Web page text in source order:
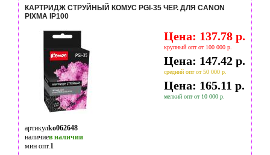
КАРТРИДЖ СТРУЙНЫЙ КОМУС PGI-35 ЧЕР. ДЛЯ CANON
PIXMA IP100
Цена: 137.78 р.
крупный опт от 100 000 р.
Цена: 147.42 р.
средний опт от 50 000 р.
Цена: 165.11 р.
мелкий опт от 10 000 р.
артикулko062648
наличиев наличии
мин опт.1